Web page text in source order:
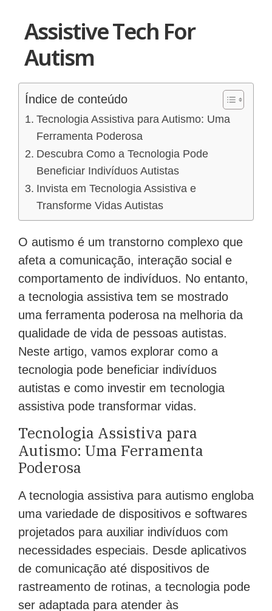
Assistive Tech For
Autism
Índice de conteúdo
Tecnologia Assistiva para Autismo: Uma
Ferramenta Poderosa
Descubra Como a Tecnologia Pode
Beneficiar Indivíduos Autistas
Invista em Tecnologia Assistiva e
Transforme Vidas Autistas
O autismo é um transtorno complexo que
afeta a comunicação, interação social e
comportamento de indivíduos. No entanto,
a tecnologia assistiva tem se mostrado
uma ferramenta poderosa na melhoria da
qualidade de vida de pessoas autistas.
Neste artigo, vamos explorar como a
tecnologia pode beneficiar indivíduos
autistas e como investir em tecnologia
assistiva pode transformar vidas.
Tecnologia Assistiva para
Autismo: Uma Ferramenta
Poderosa
A tecnologia assistiva para autismo engloba
uma variedade de dispositivos e softwares
projetados para auxiliar indivíduos com
necessidades especiais. Desde aplicativos
de comunicação até dispositivos de
rastreamento de rotinas, a tecnologia pode
ser adaptada para atender às